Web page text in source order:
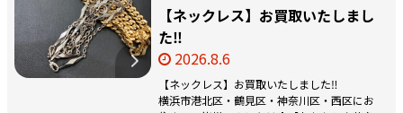
【ネックレス】お買取いたしまし
た‼️
2026.8.6
【ネックレス】お買取いたしました‼️
横浜市港北区・鶴見区・神奈川区・西区にお